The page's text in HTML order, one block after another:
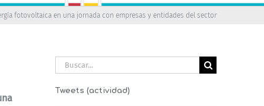
fotovoltaica en una jornada con empresas y entidades del sector
Buscar:
Tweets (actividad)